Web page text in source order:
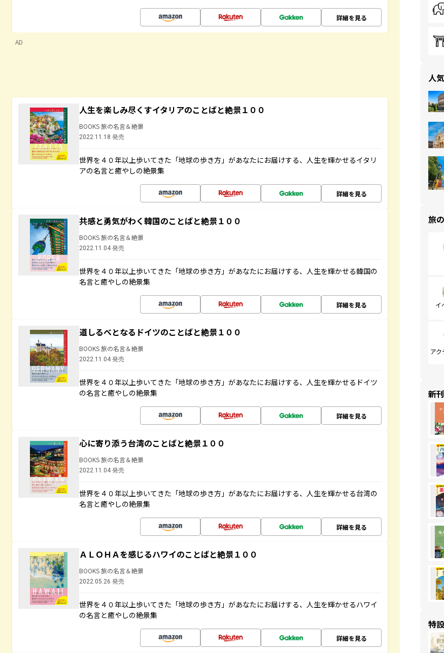
詳細を見る
AD
人生を楽しみ尽くすイタリアのことばと絶景１００
BOOKS 旅の名言＆絶景
2022.11.18 発売
世界を４０年以上歩いてきた「地球の歩き方」があなたにお届けする、人生を輝かせるイタリ
アの名言と癒やしの絶景集
詳細を見る
共感と勇気がわく韓国のことばと絶景１００
BOOKS 旅の名言＆絶景
2022.11.04 発売
世界を４０年以上歩いてきた「地球の歩き方」があなたにお届けする、人生を輝かせる韓国の
名言と癒やしの絶景集
詳細を見る
道しるべとなるドイツのことばと絶景１００
BOOKS 旅の名言＆絶景
2022.11.04 発売
世界を４０年以上歩いてきた「地球の歩き方」があなたにお届けする、人生を輝かせるドイツ
の名言と癒やしの絶景集
詳細を見る
心に寄り添う台湾のことばと絶景１００
BOOKS 旅の名言＆絶景
2022.11.04 発売
世界を４０年以上歩いてきた「地球の歩き方」があなたにお届けする、人生を輝かせる台湾の
名言と癒やしの絶景集
詳細を見る
ＡＬＯＨＡを感じるハワイのことばと絶景１００
BOOKS 旅の名言＆絶景
2022.05.26 発売
世界を４０年以上歩いてきた「地球の歩き方」があなたにお届けする、人生を輝かせるハワイ
の名言と癒やしの絶景集
詳細を見る
人
旅
イ
アク
新
特